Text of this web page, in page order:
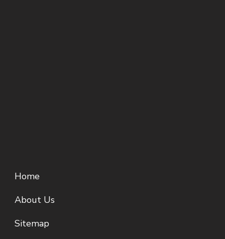
Home
About Us
Sitemap